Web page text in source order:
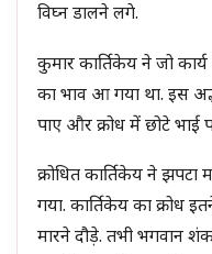
विघ्न डालने लगे.
कुमार कार्तिकेय ने जो
का भाव आ गया था. इस
पाए और क्रोध में छोटे भाई
क्रोधित कार्तिकेय ने
गया. कार्तिकेय का क्रोध
मारने दौड़े. तभी भगवान